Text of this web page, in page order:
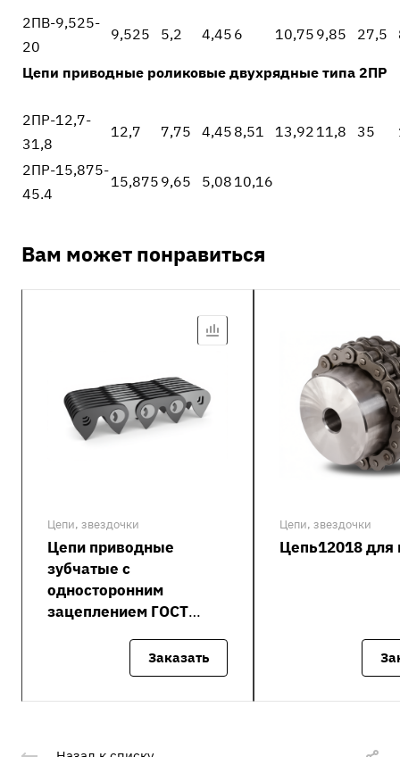
2ПВ-9,525-
20
9,525 5,2 4,45 6 10,75 9,85 27,5
Цепи приводные роликовые двухрядные типа 2ПР
2ПР-12,7-
31,8
12,7 7,75 4,45 8,51 13,92 11,8 35
2ПР-15,875-
45.4
15,875 9,65 5,08 10,16
Вам может понравиться
Цепи, звездочки
Цепи приводные
зубчатые с
односторонним
зацеплением ГОСТ
Заказать
Цепи, звездочки
Цепь12018